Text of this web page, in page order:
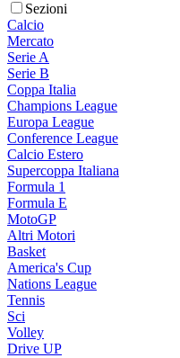
Sezioni
Calcio
Mercato
Serie A
Serie B
Coppa Italia
Champions League
Europa League
Conference League
Calcio Estero
Supercoppa Italiana
Formula 1
Formula E
MotoGP
Altri Motori
Basket
America's Cup
Nations League
Tennis
Sci
Volley
Drive UP